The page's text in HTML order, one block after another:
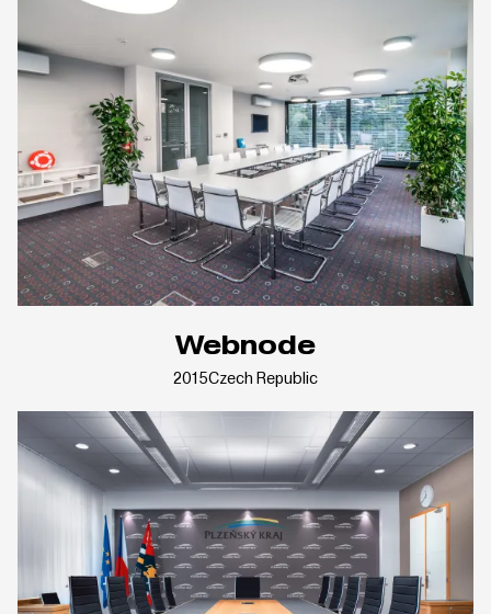
Webnode
2015Czech Republic